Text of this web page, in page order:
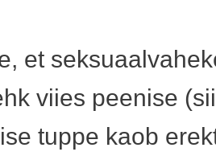
et
viies peenise
tuppe kaob